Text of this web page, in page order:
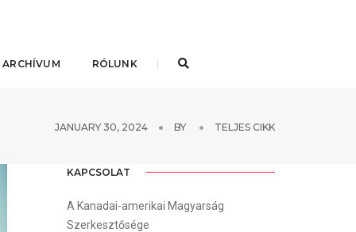
ARCHÍVUM RÓLUNK
JANUARY 30, 2024 BY TELJES CIKK
KAPCSOLAT
A Kanadai-amerikai Magyarság
Szerkesztősége